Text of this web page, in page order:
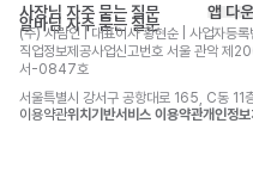
사장님 자주 묻는 질문
알바님 자주 묻는 질문
앱 다
(주) 사람인 | 대표이사 황현순 | 사업자
직업정보제공사업신고번호 서울 관악
서-0847호
서울특별시 강서구 공항대로 165, C동
이용약관위치기반서비스 이용약관개인정